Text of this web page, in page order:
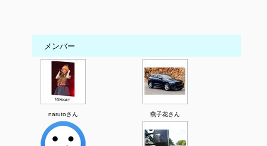
メンバー
narutoさん 燕子花さん